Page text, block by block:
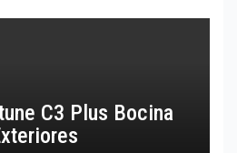
C3 Plus Bocina